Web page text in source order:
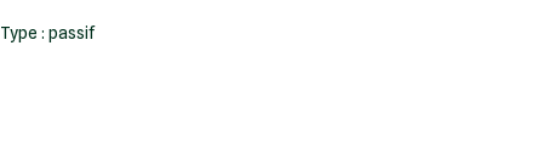
Type : passif